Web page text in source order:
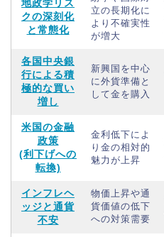
地政学リス
クの深刻化
と常態化
立の長期化に
より不確実性
が増大
各国中央銀
行による積
極的な買い
増し
新興国を中心
に外貨準備と
して金を購入
米国の金融
政策
(利下げへの
転換)
金利低下によ
り金の相対的
魅力が上昇
インフレヘ
ッジと通貨
不安
物価上昇や通
貨価値の低下
への対策需要